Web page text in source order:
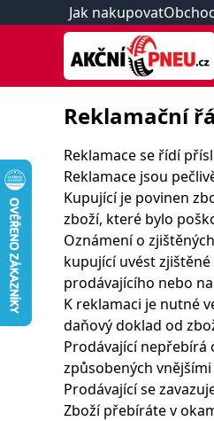
Jak nakupovat
Reklamační
Reklamace se řídí
Reklamace jsou
Kupující je povinen
zboží, které bylo
Oznámení o
kupující uvést
prodávajícího nebo
K reklamaci je nutné
daňový doklad od
Prodávající
způsobených
Prodávající se
Zboží přebíráte v